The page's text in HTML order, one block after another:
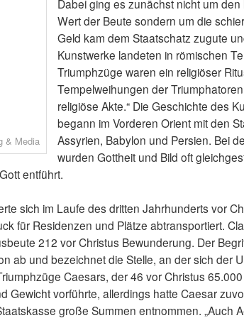
& Media
Dabei ging es zunächst nicht um
Wert der Beute sondern um die
Geld kam dem Staatschatz zugute
Kunstwerke landeten in römischen
Triumphzüge waren ein religiöser
Tempelweihungen der
religiöse Akte.“ Die Geschichte des
begann im Vorderen Orient mit den
Assyrien, Babylon und Persien. Bei
wurden Gottheit und Bild oft
entführt.
sich im Laufe des dritten Jahrhunderts vor
für Residenzen und Plätze abtransportiert.
212 vor Christus Bewunderung. Der
ab und bezeichnet die Stelle, an der sich der
Caesars, der 46 vor Christus
Gewicht vorführte, allerdings hatte Caesar
große Summen entnommen. „Auch